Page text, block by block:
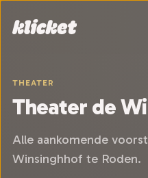
THEATER
Theater de
Alle aankomende
Winsinghhof te Roden.